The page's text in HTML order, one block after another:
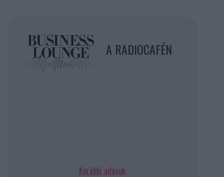
A RADIOCAFÉN
Korábbi adások